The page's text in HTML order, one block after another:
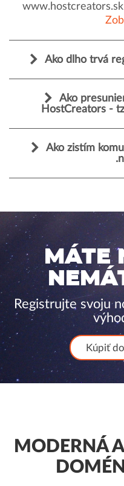
Ako dlho trvá
Ako
HostCreators -
Ako zistím
MÁTE
Registrujte svoju
Kúpiť
MODERNÁ